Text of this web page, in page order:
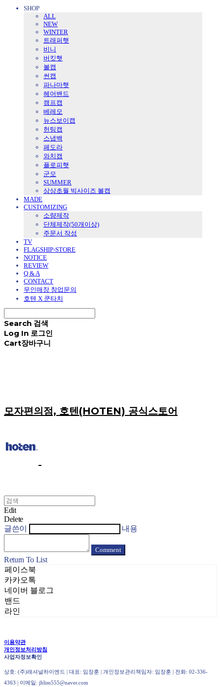
SHOP
ALL
NEW
WINTER
트래퍼햇
비니
버킷햇
볼캡
썬캡
파나마햇
헤어밴드
캠프캡
베레모
뉴스보이캡
헌팅캡
스냅백
페도라
와치캡
플로피햇
군모
SUMMER
상상초월 빅사이즈 볼캡
MADE
CUSTOMIZING
소량제작
단체제작(50개이상)
주문서 작성
TV
FLAGSHIP-STORE
NOTICE
REVIEW
Q & A
CONTACT
무인매장 창업문의
호텐 X 쿤타치
Search 검색
Log In 로그인
Cart장바구니
모자편의점, 호텐(HOTEN) 공식스토어
Edit
Delete
글쓴이
내용
Comment
Return To List
페이스북
카카오톡
네이버 블로그
밴드
라인
이용약관
개인정보처리방침
사업자정보확인
상호: (주)래셔널하이엔드 | 대표: 임장훈 | 개인정보관리책임자: 임장훈 | 전화: 02-336-
4363 | 이메일: jhlim555@naver.com